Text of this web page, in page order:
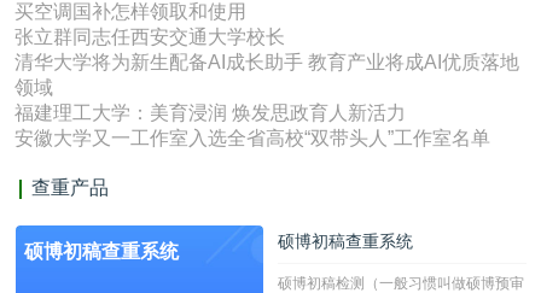
买空调国补怎样领取和使用
张立群同志任西安交通大学校长
清华大学将为新生配备AI成长助手 教育产业将成AI优质落地
领域
福建理工大学：美育浸润 焕发思政育人新活力
安徽大学又一工作室入选全省高校“双带头人”工作室名单
查重产品
硕博初稿查重系统 硕博初稿查重系统
硕博初稿检测（一般习惯叫做硕博预审